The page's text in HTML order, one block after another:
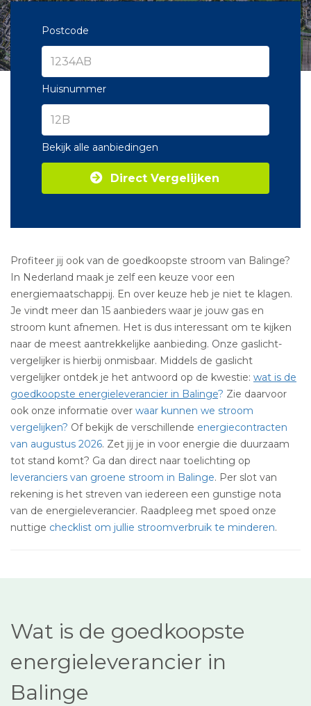
Postcode
Huisnummer
Bekijk alle aanbiedingen
Direct Vergelijken
Profiteer jij ook van de goedkoopste stroom van Balinge?
In Nederland maak je zelf een keuze voor een
energiemaatschappij. En over keuze heb je niet te klagen.
Je vindt meer dan 15 aanbieders waar je jouw gas en
stroom kunt afnemen. Het is dus interessant om te kijken
naar de meest aantrekkelijke aanbieding. Onze gaslicht-
vergelijker is hierbij onmisbaar. Middels de gaslicht
vergelijker ontdek je het antwoord op de kwestie: wat is de
goedkoopste energieleverancier in Balinge? Zie daarvoor
ook onze informatie over waar kunnen we stroom
vergelijken? Of bekijk de verschillende energiecontracten
van augustus 2026. Zet jij je in voor energie die duurzaam
tot stand komt? Ga dan direct naar toelichting op
leveranciers van groene stroom in Balinge. Per slot van
rekening is het streven van iedereen een gunstige nota
van de energieleverancier. Raadpleeg met spoed onze
nuttige checklist om jullie stroomverbruik te minderen.
Wat is de goedkoopste
energieleverancier in
Balinge